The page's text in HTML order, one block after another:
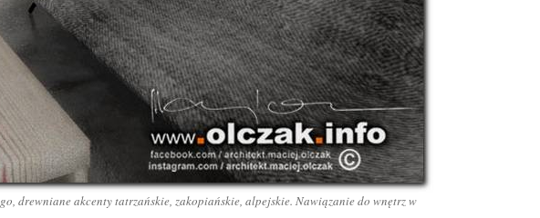
drewniane akcenty tatrzańskie, zakopiańskie, alpejskie. Nawiązanie do wnętrz w